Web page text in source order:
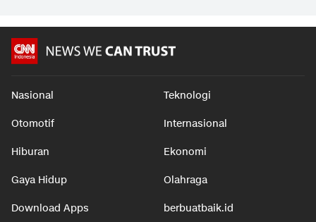
Nasional Teknologi
Otomotif Internasional
Hiburan Ekonomi
Gaya Hidup Olahraga
Download Apps berbuatbaik.id